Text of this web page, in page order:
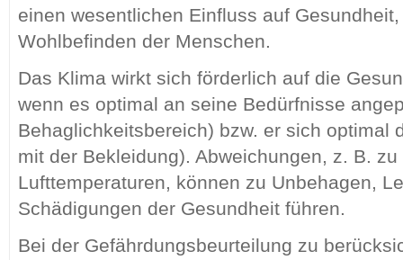
einen wesentlichen Einfluss auf
Wohlbefinden der Menschen.
Das Klima wirkt sich förderlich auf die
wenn es optimal an seine Bedürfnisse
Behaglichkeitsbereich) bzw. er sich optimal
mit der Bekleidung). Abweichungen, z. B.
Lufttemperaturen, können zu Unbehagen,
Schädigungen der Gesundheit führen.
Bei der Gefährdungsbeurteilung zu